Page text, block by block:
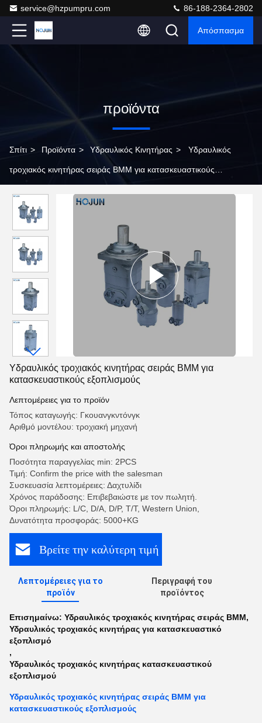
service@hzpumpru.com 86-188-2364-2802
Απόσπασμα
προϊόντα
Σπίτι > Προϊόντα > Υδραυλικός Κινητήρας > Υδραυλικός
τροχιακός κινητήρας σειράς BMM για κατασκευαστικούς
Υδραυλικός τροχιακός κινητήρας σειράς BMM για
κατασκευαστικούς εξοπλισμούς
Λεπτομέρειες για το προϊόν
Τόπος καταγωγής: Γκουανγκντόνγκ
Αριθμό μοντέλου: τροχιακή μηχανή
Όροι πληρωμής και αποστολής
Ποσότητα παραγγελίας min: 2PCS
Τιμή: Confirm the price with the salesman
Συσκευασία λεπτομέρειες: Δαχτυλίδι
Χρόνος παράδοσης: Επιβεβαιώστε με τον πωλητή.
Όροι πληρωμής: L/C, D/A, D/P, T/T, Western Union,
Δυνατότητα προσφοράς: 5000+KG
Βρείτε την καλύτερη τιμή
Λεπτομέρειες για το
προϊόν
Περιγραφή του
προϊόντος
Επισημαίνω: Υδραυλικός τροχιακός κινητήρας σειράς BMM,
Υδραυλικός τροχιακός κινητήρας για κατασκευαστικό
εξοπλισμό
,
Υδραυλικός τροχιακός κινητήρας κατασκευαστικού
εξοπλισμού
Υδραυλικός τροχιακός κινητήρας σειράς BMM για
κατασκευαστικούς εξοπλισμούς